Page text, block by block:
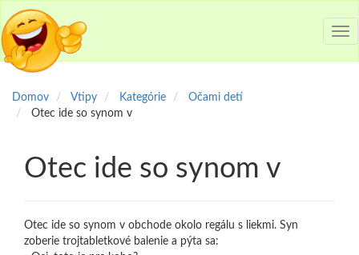
Domov Vtipy Kategórie
Očami detí
Otec ide so synom v
Otec ide so synom v
Otec ide so synom v obchode okolo regálu s liekmi. Syn
zoberie trojtabletkové balenie a pýta sa: